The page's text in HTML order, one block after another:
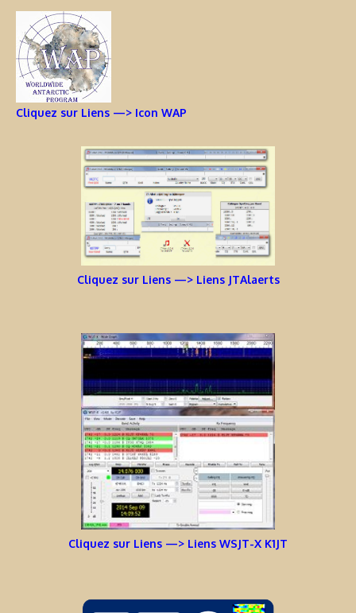
Cliquez sur Liens —> Icon WAP
Cliquez sur Liens —> Liens JTAlaerts
Cliquez sur Liens —> Liens WSJT-X K1JT